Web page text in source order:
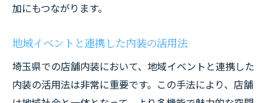
加にもつながります。
地域イベントと連携した内装の活用法
埼玉県での店舗内装において、地域イベントと連携した
内装の活用法は非常に重要です。この手法により、店舗